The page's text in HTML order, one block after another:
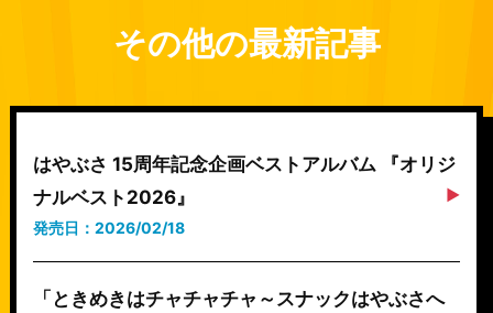
その他の最新記事
はやぶさ 15周年記念企画ベストアルバム 『オリジ
ナルベスト2026』
発売日：2026/02/18
「ときめきはチャチャチャ～スナックはやぶさへ